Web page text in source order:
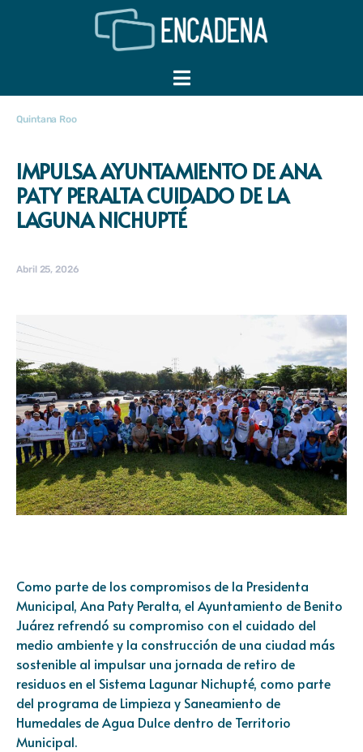
Quintana Roo
IMPULSA AYUNTAMIENTO DE ANA
PATY PERALTA CUIDADO DE LA
LAGUNA NICHUPTÉ
Abril 25, 2026
Como parte de los compromisos de la Presidenta
Municipal, Ana Paty Peralta, el Ayuntamiento de Benito
Juárez refrendó su compromiso con el cuidado del
medio ambiente y la construcción de una ciudad más
sostenible al impulsar una jornada de retiro de
residuos en el Sistema Lagunar Nichupté, como parte
del programa de Limpieza y Saneamiento de
Humedales de Agua Dulce dentro de Territorio
Municipal.